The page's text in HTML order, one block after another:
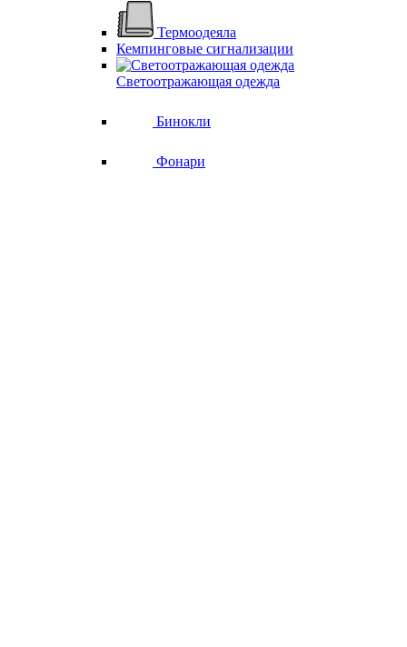
Термоодеяла
Кемпинговые сигнализации
Светоотражающая одежда
Бинокли
Фонари